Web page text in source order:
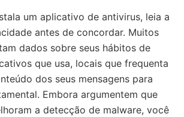
um aplicativo de antivirus, leia a
antes de concordar. Muitos
dados sobre seus hábitos de
que usa, locais que frequenta
dos seus mensagens para
Embora argumentem que
a detecção de malware, você